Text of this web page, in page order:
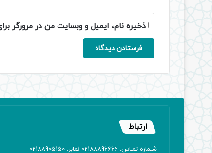
ذخیره نام، ایمیل و وبسایت من در مرورگر
ارتباط
شـماره تمـاس: 02188896666 نمابر: 02188905150